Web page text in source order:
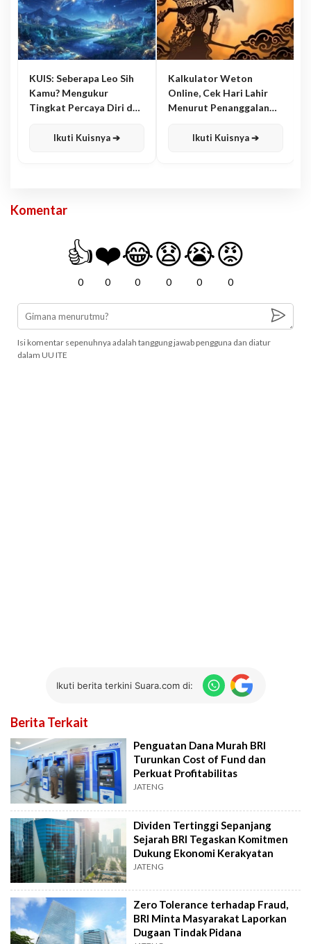
KUIS: Seberapa Leo Sih
Kamu? Mengukur
Tingkat Percaya Diri dan
Ikuti Kuisnya ➔
Kalkulator Weton
Online, Cek Hari Lahir
Menurut Penanggalan
Ikuti Kuisnya ➔
Komentar
👍
0
❤️
0
😂
0
😧
0
😭
0
😡
0
Isi komentar sepenuhnya adalah tanggung jawab pengguna dan diatur
dalam UU ITE
Ikuti berita terkini Suara.com di:
Berita Terkait
Penguatan Dana Murah BRI
Turunkan Cost of Fund dan
Perkuat Profitabilitas
JATENG
Dividen Tertinggi Sepanjang
Sejarah BRI Tegaskan Komitmen
Dukung Ekonomi Kerakyatan
JATENG
Zero Tolerance terhadap Fraud,
BRI Minta Masyarakat Laporkan
Dugaan Tindak Pidana